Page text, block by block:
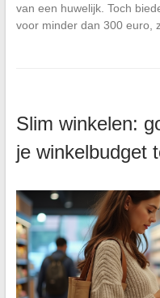
van een huwelijk. Toch
voor minder dan 300 euro,
Slim winkelen:
je winkelbudget